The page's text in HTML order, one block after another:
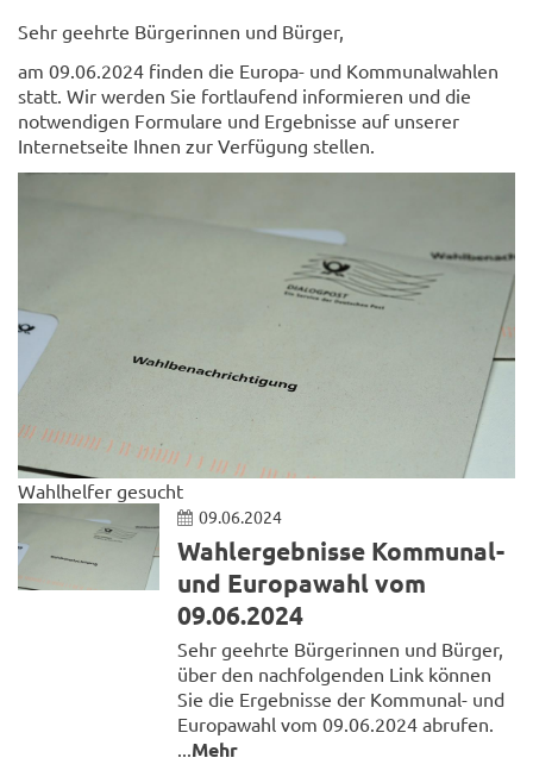
Sehr geehrte Bürgerinnen und Bürger,
am 09.06.2024 finden die Europa- und Kommunalwahlen
statt. Wir werden Sie fortlaufend informieren und die
notwendigen Formulare und Ergebnisse auf unserer
Internetseite Ihnen zur Verfügung stellen.
Wahlhelfer gesucht
09.06.2024
Wahlergebnisse Kommunal-
und Europawahl vom
09.06.2024
Sehr geehrte Bürgerinnen und Bürger,
über den nachfolgenden Link können
Sie die Ergebnisse der Kommunal- und
Europawahl vom 09.06.2024 abrufen.
...Mehr